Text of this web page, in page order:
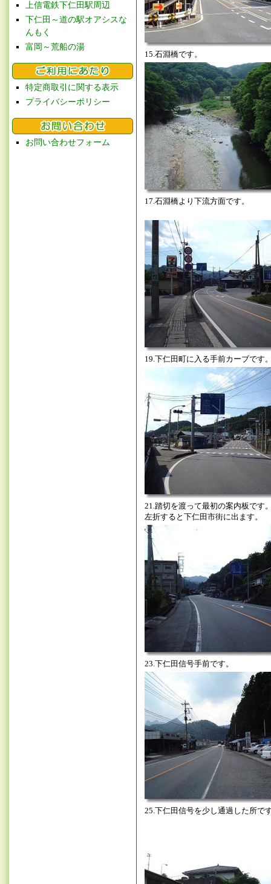
上信電鉄下仁田駅周辺
下仁田～道の駅オアシスな
んもく
富岡～荒船の湯
特定商取引に関する表示
プライバシーポリシー
お問い合わせフォーム
15.石淵橋です。
17.石淵橋より下流方面です。
19.下仁田町に入る手前カーブです
21.踏切を渡って最初の案内板です
左折すると下仁田市街に出ます。
23.下仁田信号手前です。
25.下仁田信号を少し通過した所で